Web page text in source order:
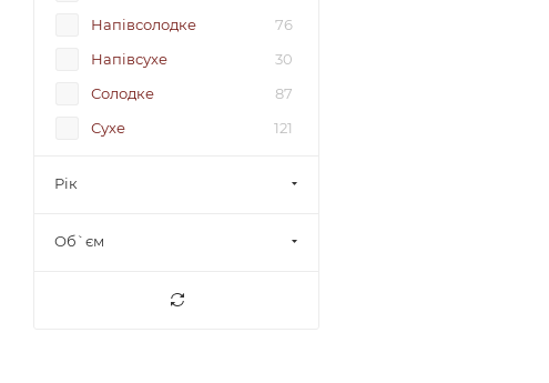
Напівсолодке
76
Напівсухе
30
Солодке
87
Сухе
121
Рік
Об`єм